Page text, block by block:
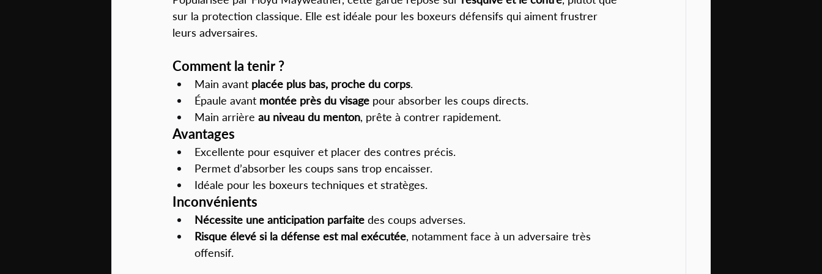
sur la protection classique. Elle est idéale pour les boxeurs défensifs qui aiment frustrer
leurs adversaires.
Comment la tenir ?
Main avant placée plus bas, proche du corps.
Épaule avant montée près du visage pour absorber les coups directs.
Main arrière au niveau du menton, prête à contrer rapidement.
Avantages
Excellente pour esquiver et placer des contres précis.
Permet d’absorber les coups sans trop encaisser.
Idéale pour les boxeurs techniques et stratèges.
Inconvénients
Nécessite une anticipation parfaite des coups adverses.
Risque élevé si la défense est mal exécutée, notamment face à un adversaire très
offensif.